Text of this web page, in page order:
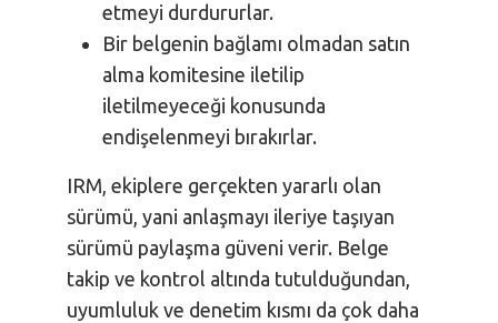
etmeyi durdururlar.
Bir belgenin bağlamı olmadan satın
alma komitesine iletilip
iletilmeyeceği konusunda
endişelenmeyi bırakırlar.
IRM, ekiplere gerçekten yararlı olan
sürümü, yani anlaşmayı ileriye taşıyan
sürümü paylaşma güveni verir. Belge
takip ve kontrol altında tutulduğundan,
uyumluluk ve denetim kısmı da çok daha